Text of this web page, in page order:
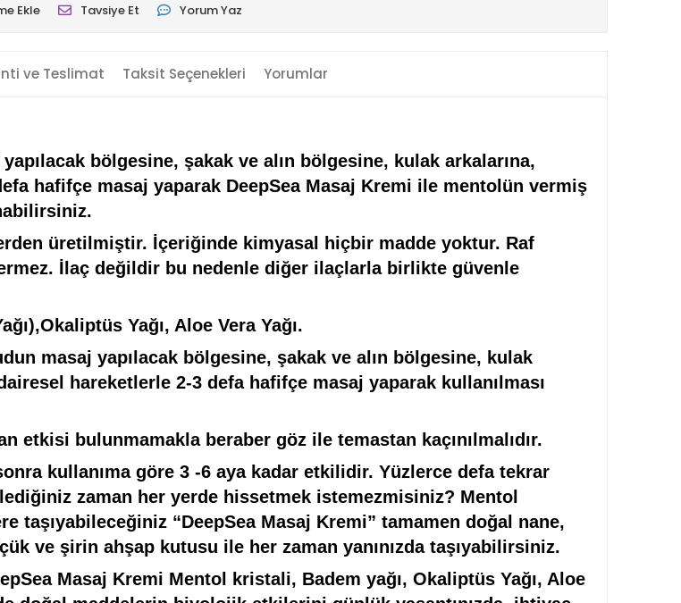
Ekle Tavsiye Et Yorum Yaz
ve Teslimat Taksit Seçenekleri Yorumlar
bölgesine, şakak ve alın bölgesine, kulak arkalarına,
hafifçe masaj yaparak DeepSea Masaj Kremi ile mentolün vermiş
üretilmiştir. İçeriğinde kimyasal hiçbir madde yoktur. Raf
İlaç değildir bu nedenle diğer ilaçlarla birlikte güvenle
Yağı, Aloe Vera Yağı.
masaj yapılacak bölgesine, şakak ve alın bölgesine, kulak
hareketlerle 2-3 defa hafifçe masaj yaparak kullanılması
etkisi bulunmamakla beraber göz ile temastan kaçınılmalıdır.
kullanıma göre 3 -6 aya kadar etkilidir. Yüzlerce defa tekrar
zaman her yerde hissetmek istemezmisiniz? Mentol
taşıyabileceğiniz “DeepSea Masaj Kremi” tamamen doğal nane,
ve şirin ahşap kutusu ile her zaman yanınızda taşıyabilirsiniz.
Masaj Kremi Mentol kristali, Badem yağı, Okaliptüs Yağı, Aloe